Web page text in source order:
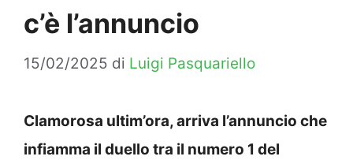
c’è l’annuncio
15/02/2025 di Luigi Pasquariello
Clamorosa ultim’ora, arriva l’annuncio che
infiamma il duello tra il numero 1 del